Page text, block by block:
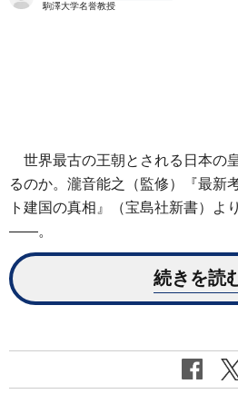
駒澤大学名誉教授
世界最古の王朝とされる日本の
るのか。瀧音能之（監修）『最新
ト建国の真相』（宝島社新書）よ
――。
続きを読